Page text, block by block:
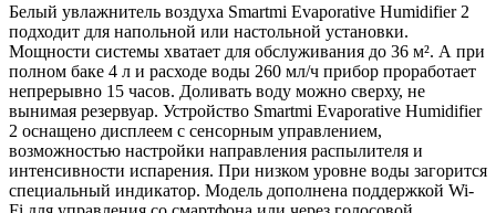
Белый увлажнитель воздуха Smartmi Evaporative Humidifier 2
подходит для напольной или настольной установки.
Мощности системы хватает для обслуживания до 36 м². А при
полном баке 4 л и расходе воды 260 мл/ч прибор проработает
непрерывно 15 часов. Доливать воду можно сверху, не
вынимая резервуар. Устройство Smartmi Evaporative Humidifier
2 оснащено дисплеем с сенсорным управлением,
возможностью настройки направления распылителя и
интенсивности испарения. При низком уровне воды загорится
специальный индикатор. Модель дополнена поддержкой Wi-